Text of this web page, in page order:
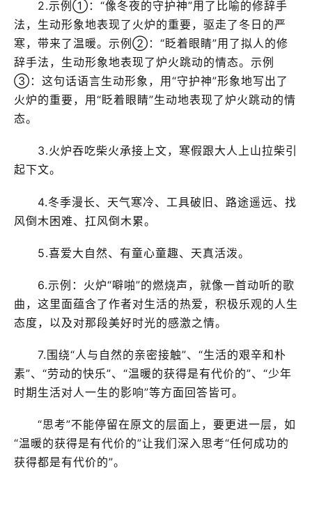
2.示例①：“像冬夜的守护神”用了比喻的修辞手
法，生动形象地表现了火炉的重要，驱走了冬日的严
寒，带来了温暖。示例②：“眨着眼睛”用了拟人的修
辞手法，生动形象地表现了炉火跳动的情态。示例
③：这句话语言生动形象，用“守护神”形象地写出了
火炉的重要，用“眨着眼睛”生动地表现了炉火跳动的情
态。
3.火炉吞吃柴火承接上文，寒假跟大人上山拉柴引
起下文。
4.冬季漫长、天气寒冷、工具破旧、路途遥远、找
风倒木困难、扛风倒木累。
5.喜爱大自然、有童心童趣、天真活泼。
6.示例：火炉“噼啪”的燃烧声，就像一首动听的歌
曲，这里面蕴含了作者对生活的热爱，积极乐观的人生
态度，以及对那段美好时光的感激之情。
7.围绕“人与自然的亲密接触”、“生活的艰辛和朴
素”、“劳动的快乐”、“温暖的获得是有代价的”、“少年
时期生活对人一生的影响”等方面回答皆可。
“思考”不能停留在原文的层面上，要更进一层，如
“温暖的获得是有代价的”让我们深入思考“任何成功的
获得都是有代价的”。